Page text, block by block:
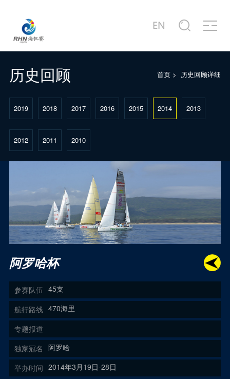
关于赛事
赛事公告
赛事概况
商务合作
合作商家介绍
合作概况
新闻中心
赛事新闻
行业动态
赛事图片
赛事精选
主题活动
赛事视频
赛事专题片
赛事宣传片
服务中心
城市介绍
港口介绍
站点信息
公司简介
发展历程
历史回顾 首页 > 历史回顾详细
2019 2018 2017 2016 2015 2014 2013
2012 2011 2010
阿罗哈杯
参赛队伍 45支
航行路线 470海里
专题报道
独家冠名 阿罗哈
举办时间 2014年3月19日-28日